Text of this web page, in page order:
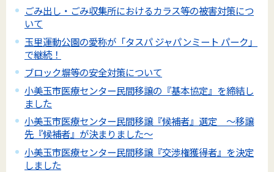
ごみ出し・ごみ収集所におけるカラス等の被害対策につ
いて
玉里運動公園の愛称が「タスパ ジャパンミート パーク」
で継続！
ブロック塀等の安全対策について
小美玉市医療センター民間移譲の『基本協定』を締結し
ました
小美玉市医療センター民間移譲『候補者』選定 ～移譲
先『候補者』が決まりました～
小美玉市医療センター民間移譲『交渉権獲得者』を決定
しました